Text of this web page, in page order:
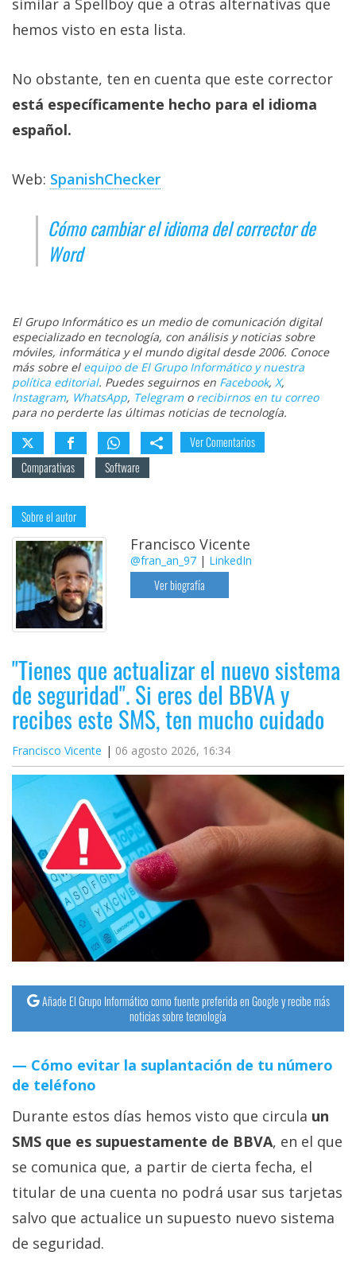
similar a Spellboy que a otras alternativas que
hemos visto en esta lista.
No obstante, ten en cuenta que este corrector
está específicamente hecho para el idioma
español.
Web: SpanishChecker
Cómo cambiar el idioma del corrector de
Word
El Grupo Informático es un medio de comunicación digital
especializado en tecnología, con análisis y noticias sobre
móviles, informática y el mundo digital desde 2006. Conoce
más sobre el equipo de El Grupo Informático y nuestra
política editorial. Puedes seguirnos en Facebook, X,
Instagram, WhatsApp, Telegramo recibirnos en tu correo
para no perderte las últimas noticias de tecnología.
Ver Comentarios
Comparativas
Software
Sobre el autor
Francisco Vicente
@fran_an_97 | LinkedIn
Ver biografía
"Tienes que actualizar el nuevo sistema
de seguridad". Si eres del BBVA y
recibes este SMS, ten mucho cuidado
Francisco Vicente 06 agosto 2026, 16:34
Añade El Grupo Informático como fuente preferida en Google y recibe más
noticias sobre tecnología
Cómo evitar la suplantación de tu número
de teléfono
Durante estos días hemos visto que circula un
SMS que es supuestamente de BBVA, en el que
se comunica que, a partir de cierta fecha, el
titular de una cuenta no podrá usar sus tarjetas
salvo que actualice un supuesto nuevo sistema
de seguridad.